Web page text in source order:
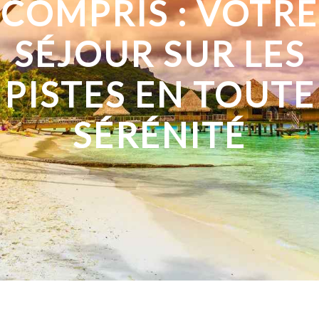
COMPRIS : VOTRE
SÉJOUR SUR LES
PISTES EN TOUTE
SÉRÉNITÉ